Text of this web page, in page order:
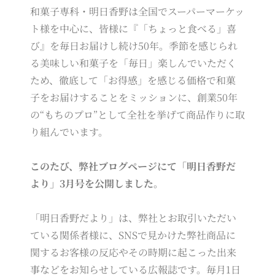
和菓子専科・明日香野は全国でスーパーマーケッ
ト様を中心に、皆様に『「ちょっと食べる」喜
び』を毎日お届けし続け50年。季節を感じられ
る美味しい和菓子を「毎日」楽しんでいただく
ため、徹底して「お得感」を感じる価格で和菓
子をお届けすることをミッションに、創業50年
の“もちのプロ”として全社を挙げて商品作りに取
り組んでいます。
このたび、弊社ブログページにて「明日香野だ
より」3月号を公開しました。
「明日香野だより」は、弊社とお取引いただい
ている関係者様に、SNSで見かけた弊社商品に
関するお客様の反応やその時期に起こった出来
事などをお知らせしている広報誌です。毎月1日